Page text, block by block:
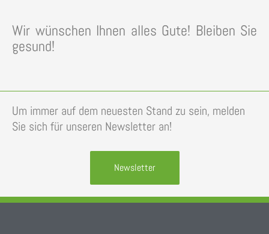
Wir wünschen Ihnen alles Gute! Bleiben Sie
gesund!
Um immer auf dem neuesten Stand zu sein, melden
Sie sich für unseren Newsletter an!
Newsletter